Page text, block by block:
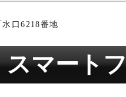
口6218番地
スマート